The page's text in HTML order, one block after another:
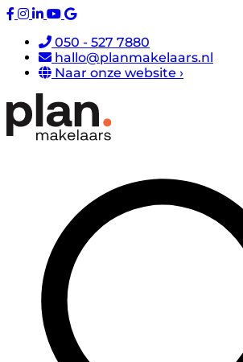
050 - 527 7880
hallo@planmakelaars.nl
Naar onze website ›